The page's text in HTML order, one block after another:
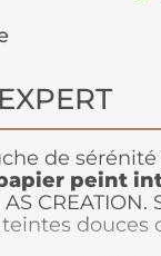
de
peint
teintes douces